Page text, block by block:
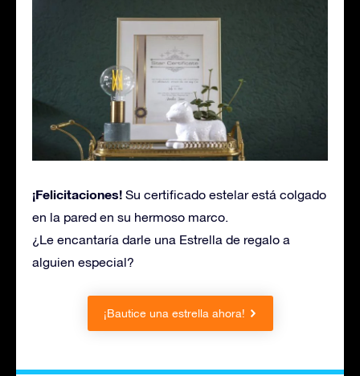
¡Felicitaciones! Su certificado estelar está colgado
en la pared en su hermoso marco.
¿Le encantaría darle una Estrella de regalo a
alguien especial?
¡Bautice una estrella ahora!